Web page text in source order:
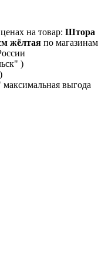
на товар: Штора
жёлтая по магазинам
)
выгода